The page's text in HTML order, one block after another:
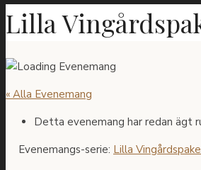
Lilla
« Alla Evenemang
Detta evenemang har redan ägt
Evenemangs-serie: Lilla